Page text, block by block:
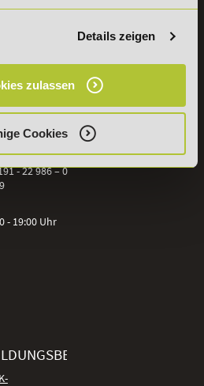
Details zeigen
zulassen
Cookies
- 22 986 – 0
- 19:00 Uhr